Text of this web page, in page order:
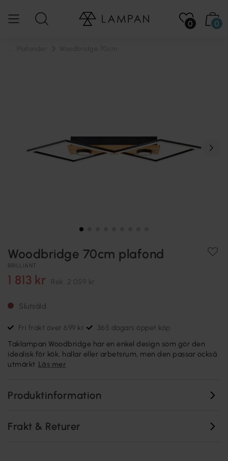
0 0
Woodbridge 70cm plafond
BRILLIANT
1 813 kr Rek. 2 059 kr
Slutsåld
Fri frakt över 699 kr 365 dagars öppet köp
Taklampan Woodbridge har en enkel design som gör den
idealisk för kök, hallar eller arbetsrum, men den passar också
utmärkt Läs mer
Produktinformation
Frakt & Returer